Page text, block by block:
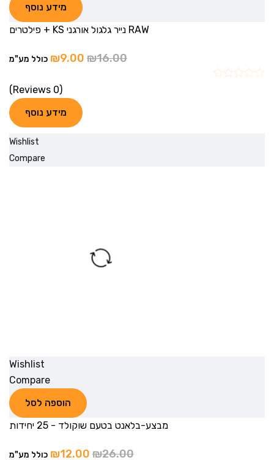
מידע נוסף
RAW נייר גלגול אורגני KS + פילטרים
₪16.00
₪9.00 כולל מע"מ
(0 Reviews)
מידע נוסף
Wishlist
Compare
Wishlist
Compare
הוספה לסל
מבצע-בלאנט בטעם שוקולד - 25 יחידות
₪26.00
₪12.00 כולל מע"מ